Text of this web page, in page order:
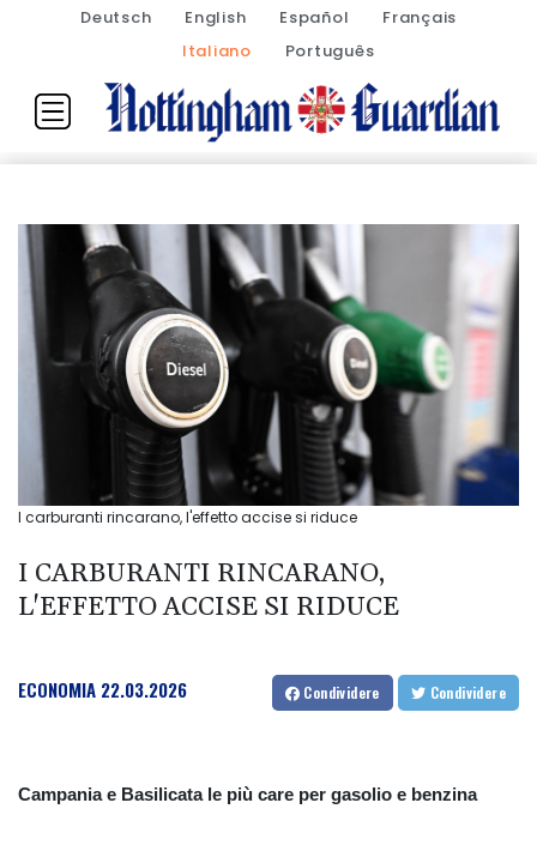
Deutsch English Español
Français
Italiano
Português
I carburanti rincarano, l'effetto accise si riduce
I CARBURANTI RINCARANO,
L'EFFETTO ACCISE SI RIDUCE
ECONOMIA 22.03.2026 Condividere Condividere
Campania e Basilicata le più care per gasolio e benzina